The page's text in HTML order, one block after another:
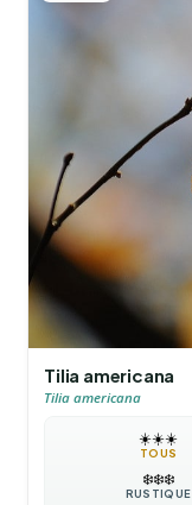
Tilia americana
Tilia americana
☀️☀️☀️
TOUS
❄️❄️❄️
RUSTIQUE